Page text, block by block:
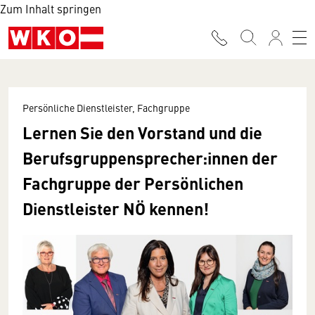
Zum Inhalt springen
Persönliche Dienstleister, Fachgruppe
Lernen Sie den Vorstand und die
Berufsgruppen­sprecher:innen der
Fachgruppe der Persönlichen
Dienstleister NÖ kennen!